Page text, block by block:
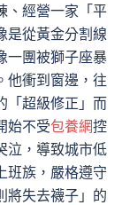
、經營一家「平
是從黃金分割線
一團被獅子座暴
他衝到窗邊，往
「超級修正」而
始不受包養網控
泣，導致城市低
班族，嚴格遵守
將失去襪子」的